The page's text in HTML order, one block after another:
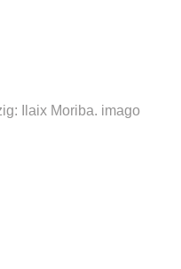
Ilaix Moriba. imago